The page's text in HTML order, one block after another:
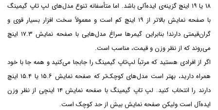
۱۸ یا ۱۹ اینچ گزینه‌ی ایده‌آلی باشد. اما متأسفانه تنوع مدل‌های لپ تاپ گیمینگ
با صفحه نمایش بالاتر از ۱۹ اینچ کم است و معمولاً سخت افزار بسیار قوی و
گران‌قیمتی دارند! بنابراین گیمرها سراغ مدل‌هایی با صفحه نمایش ۱۷.۳ اینچ
می‌روند که از نظر وزن و قیمت، مناسب است.
اگر از افرادی هستید که مرتباً لپ‌تاپ گیمینگ را جابجا می‌کنید و همه جا با خود
همراه دارید، بهتر است مدل‌های کوچک‌تر که صفحه نمایش ۱۵.۶ یا ۱۵.۴ اینچ
دارند را انتخاب کنید. لپ تاپ گیمینگ با صفحه نمایش ۱۴ اینچی از نظر وزن
ایده‌آل است ولیکن صفحه نمایش بیش از حد کوچک است.